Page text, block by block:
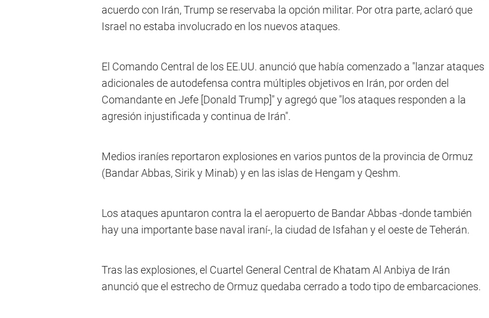
acuerdo con Irán, Trump se reservaba la opción militar. Por otra parte, aclaró que
Israel no estaba involucrado en los nuevos ataques.
El Comando Central de los EE.UU. anunció que había comenzado a "lanzar ataques
adicionales de autodefensa contra múltiples objetivos en Irán, por orden del
Comandante en Jefe [Donald Trump]" y agregó que "los ataques responden a la
agresión injustificada y continua de Irán".
Medios iraníes reportaron explosiones en varios puntos de la provincia de Ormuz
(Bandar Abbas, Sirik y Minab) y en las islas de Hengam y Qeshm.
Los ataques apuntaron contra la el aeropuerto de Bandar Abbas -donde también
hay una importante base naval iraní-, la ciudad de Isfahan y el oeste de Teherán.
Tras las explosiones, el Cuartel General Central de Khatam Al Anbiya de Irán
anunció que el estrecho de Ormuz quedaba cerrado a todo tipo de embarcaciones.